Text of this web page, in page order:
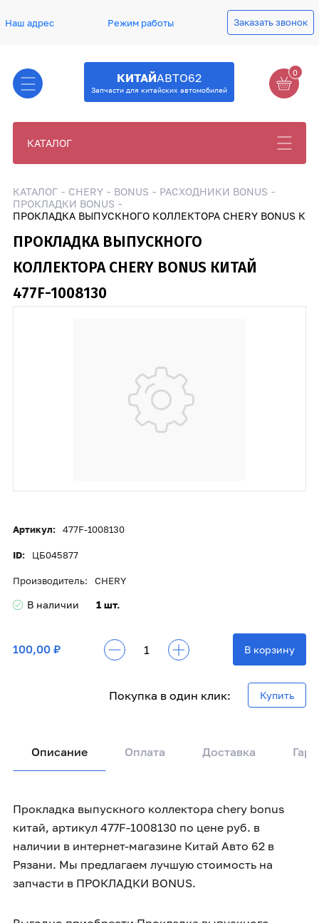
Наш адрес Режим работы Заказать звонок
КИТАЙАВТО62
Запчасти для китайских автомобилей
0
КАТАЛОГ
КАТАЛОГ CHERY BONUS
РАСХОДНИКИ BONUS
ПРОКЛАДКИ BONUS
ПРОКЛАДКА ВЫПУСКНОГО КОЛЛЕКТОРА CHERY BONUS
ПРОКЛАДКА ВЫПУСКНОГО
КОЛЛЕКТОРА CHERY BONUS КИТАЙ
477F-1008130
Артикул: 477F-1008130
ID: ЦБ045877
Производитель: CHERY
В наличии 1 шт.
100,00 ₽ В корзину
Покупка в один клик: Купить
Описание Оплата Доставка
Прокладка выпускного коллектора chery bonus
китай, артикул 477F-1008130 по цене руб. в
наличии в интернет-магазине Китай Авто 62 в
Рязани. Мы предлагаем лучшую стоимость на
запчасти в ПРОКЛАДКИ BONUS.